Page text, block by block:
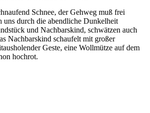
Schnee, der Gehweg muß frei
uns durch die abendliche Dunkelheit
und Nachbarskind, schwätzen auch
Nachbarskind schaufelt mit großer
Geste, eine Wollmütze auf dem
hochrot.